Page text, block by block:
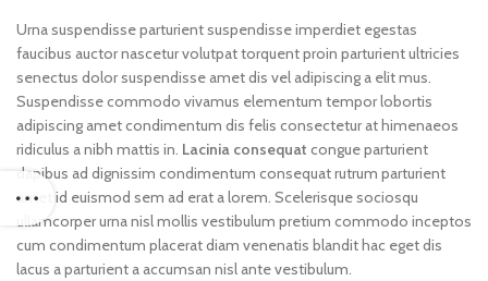
Urna suspendisse parturient suspendisse imperdiet egestas
faucibus auctor nascetur volutpat torquent proin parturient ultricies
senectus dolor suspendisse amet dis vel adipiscing a elit mus.
Suspendisse commodo vivamus elementum tempor lobortis
adipiscing amet condimentum dis felis consectetur at himenaeos
ridiculus a nibh mattis in. Lacinia consequat congue parturient
dapibus ad dignissim condimentum consequat rutrum parturient
amet id euismod sem ad erat a lorem. Scelerisque sociosqu
ullamcorper urna nisl mollis vestibulum pretium commodo inceptos
cum condimentum placerat diam venenatis blandit hac eget dis
lacus a parturient a accumsan nisl ante vestibulum.